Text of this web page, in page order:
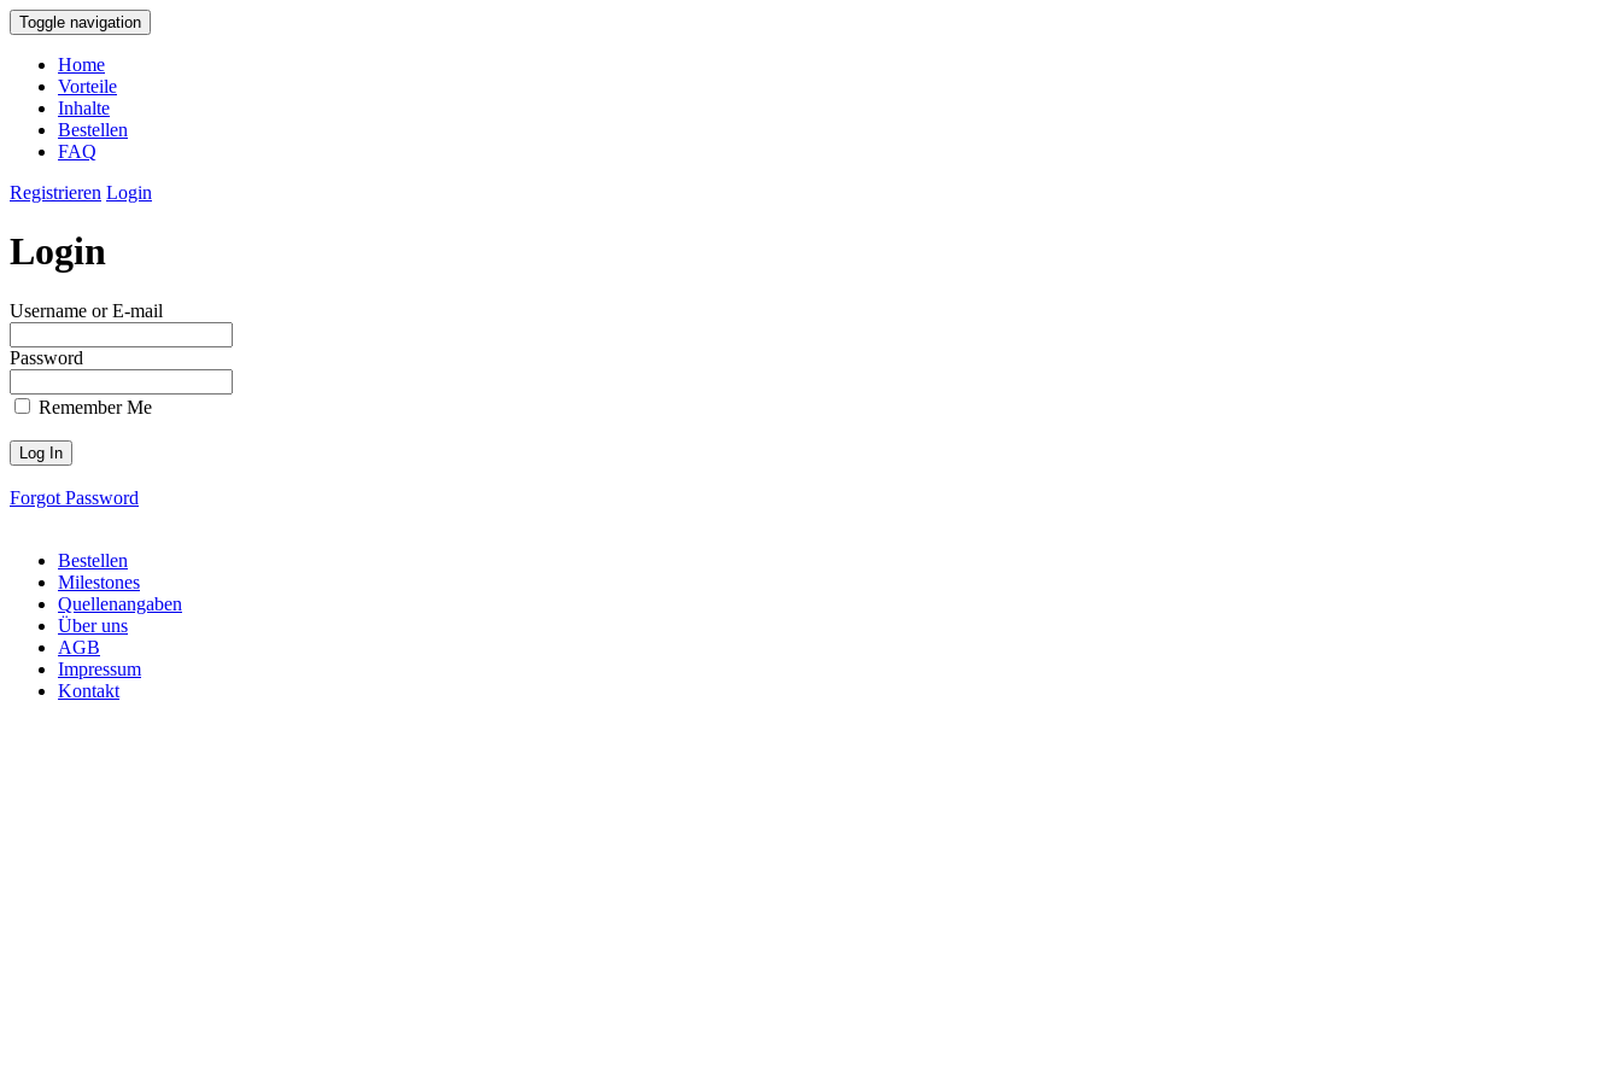
Toggle navigation
Home
Vorteile
Inhalte
Bestellen
FAQ
Registrieren Login
Login
Username or E-mail
Password
Remember Me
Forgot Password
Bestellen
Milestones
Quellenangaben
Über uns
AGB
Impressum
Kontakt